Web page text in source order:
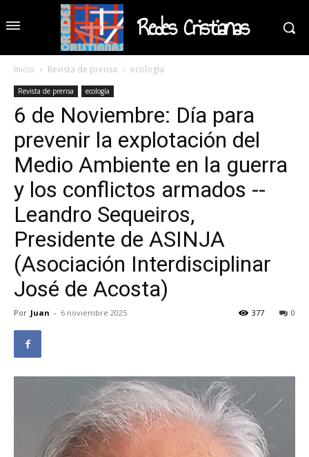
Redes Cristianas
Inicio Revista de prensa ecología
Revista de prensa ecología
6 de Noviembre: Día para
prevenir la explotación del
Medio Ambiente en la guerra
y los conflictos armados --
Leandro Sequeiros,
Presidente de ASINJA
(Asociación Interdisciplinar
José de Acosta)
Por Juan - 6 noviembre 2025 0
377